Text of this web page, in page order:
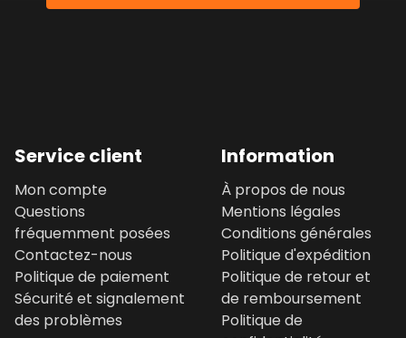
Service client
Mon compte
Questions
fréquemment posées
Contactez-nous
Politique de paiement
Sécurité et signalement
des problèmes
Information
À propos de nous
Mentions légales
Conditions générales
Politique d'expédition
Politique de retour et
de remboursement
Politique de